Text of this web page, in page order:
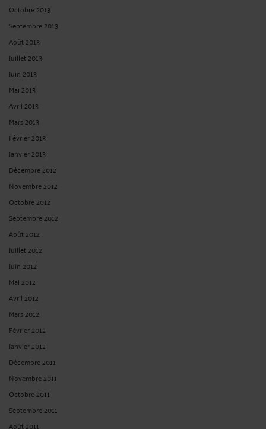
Octobre 2013
Septembre 2013
Août 2013
Juillet 2013
Juin 2013
Mai 2013
Avril 2013
Mars 2013
Février 2013
Janvier 2013
Décembre 2012
Novembre 2012
Octobre 2012
Septembre 2012
Août 2012
Juillet 2012
Juin 2012
Mai 2012
Avril 2012
Mars 2012
Février 2012
Janvier 2012
Décembre 2011
Novembre 2011
Octobre 2011
Septembre 2011
Août 2011